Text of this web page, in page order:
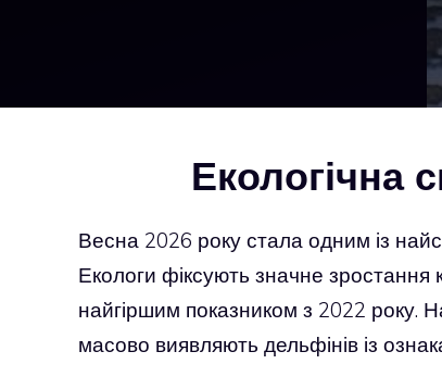
Екологічна
Весна 2026 року стала одним із
Екологи фіксують значне зростання
найгіршим показником з 2022 року.
масово виявляють дельфінів із